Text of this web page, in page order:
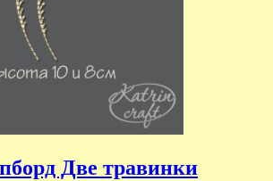
Две травинки